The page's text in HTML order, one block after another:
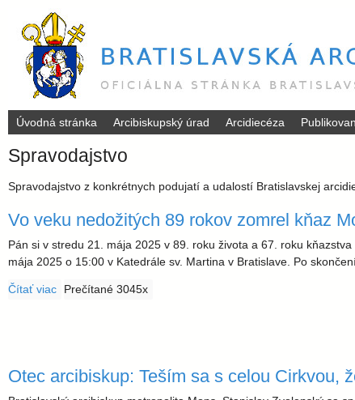
B
r
a
t
i
l
Úvodná stránka Arcibiskupský úrad Arcidiecéza
Spravodajstvo
Spravodajstvo z konkrétnych podujatí a udalostí Bratislavskej
Vo veku nedožitých 89 rokov zomrel kňaz
Pán si v stredu 21. mája 2025 v 89. roku života a 67. roku
mája 2025 o 15:00 v Katedrále sv. Martina v Bratislave. Po
Čítať viac o Vo veku nedožitých 89 rokov zomrel kňaz Mons. Ján
Prečítané 3045x
Otec arcibiskup: Teším sa s celou Cirkvou,